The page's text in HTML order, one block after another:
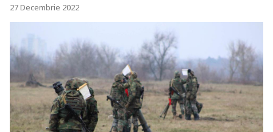
27 Decembrie 2022